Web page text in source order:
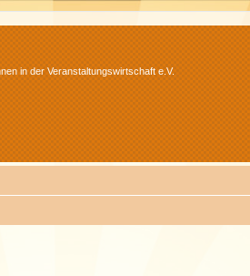
in der Veranstaltungswirtschaft e.V.